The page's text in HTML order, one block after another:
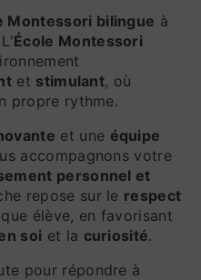
Montessori bilingue à
École Montessori
et stimulant, où
propre rythme.
et une équipe
accompagnons votre
personnel et
repose sur le respect
élève, en favorisant
soi et la curiosité.